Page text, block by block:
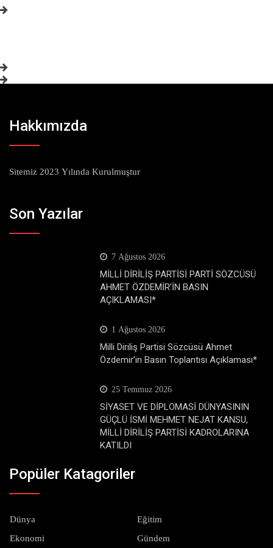
Hakkımızda
Sitemiz 2023 Yılında Kurulmuştur
Son Yazılar
7 Ağustos 2026
MİLLİ DİRİLİŞ PARTİSİ PARTİ SÖZCÜSÜ
AHMET ÖZDEMİR’İN BASIN
AÇIKLAMASI*
1 Ağustos 2026
Milli Diriliş Partisi Sözcüsü Ahmet
Özdemir’in Basın Toplantısı Açıklaması*
25 Temmuz 2026
SİYASET VE DİPLOMASİ DÜNYASININ
GÜÇLÜ İSMİ MEHMET NEJAT KANSU,
MİLLİ DİRİLİŞ PARTİSİ KADROLARINA
KATILDI
Popüler Katagoriler
Dünya Eğitim
Ekonomi Gündem